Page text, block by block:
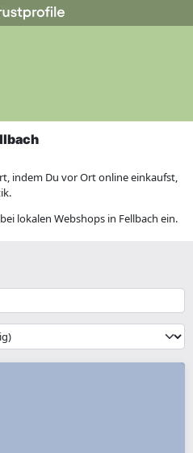
indem Du vor Ort online einkaufst,
lokalen Webshops in Fellbach ein.